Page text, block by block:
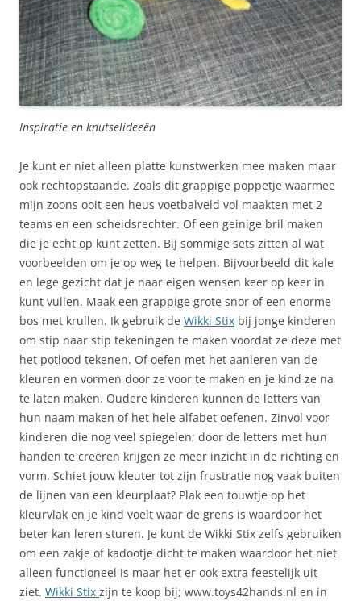
Inspiratie en knutselideeën
Je kunt er niet alleen platte kunstwerken mee maken maar
ook rechtopstaande. Zoals dit grappige poppetje waarmee
mijn zoons ooit een heus voetbalveld vol maakten met 2
teams en een scheidsrechter. Of een geinige bril maken
die je echt op kunt zetten. Bij sommige sets zitten al wat
voorbeelden om je op weg te helpen. Bijvoorbeeld dit kale
en lege gezicht dat je naar eigen wensen keer op keer in
kunt vullen. Maak een grappige grote snor of een enorme
bos met krullen. Ik gebruik de Wikki Stix bij jonge kinderen
om stip naar stip tekeningen te maken voordat ze deze met
het potlood tekenen. Of oefen met het aanleren van de
kleuren en vormen door ze voor te maken en je kind ze na
te laten maken. Oudere kinderen kunnen de letters van
hun naam maken of het hele alfabet oefenen. Zinvol voor
kinderen die nog veel spiegelen; door de letters met hun
handen te creëren krijgen ze meer inzicht in de richting en
vorm. Schiet jouw kleuter tot zijn frustratie nog vaak buiten
de lijnen van een kleurplaat? Plak een touwtje op het
kleurvlak en je kind voelt waar de grens is waardoor het
beter kan leren sturen. Je kunt de Wikki Stix zelfs gebruiken
om een zakje of kadootje dicht te maken waardoor het niet
alleen functioneel is maar het er ook extra feestelijk uit
ziet. Wikki Stix zijn te koop bij; www.toys42hands.nl en in